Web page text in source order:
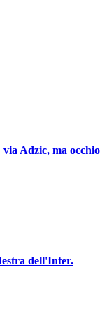
Adzic, ma occhio
dell'Inter.